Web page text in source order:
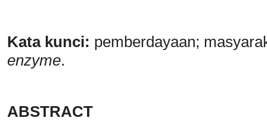
Kata kunci: pemberdayaan;
enzyme.
ABSTRACT